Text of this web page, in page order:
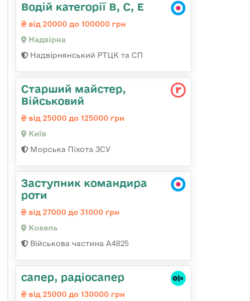
Водій категорії В, С, Е
від 20000 до 100000 грн
Надвірна
Надвірнянський РТЦК та СП
Старший майстер,
Військовий
від 25000 до 125000 грн
Київ
Морська Піхота ЗСУ
Заступник командира
роти
від 27000 до 31000 грн
Ковель
Військова частина А4825
сапер, радіосапер
від 25000 до 130000 грн